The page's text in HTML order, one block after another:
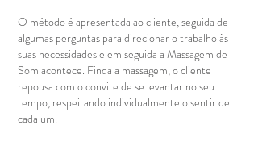
O método é apresentada ao cliente, seguida de
algumas perguntas para direcionar o trabalho às
suas necessidades e em seguida a Massagem de
Som acontece. Finda a massagem, o cliente
repousa com o convite de se levantar no seu
tempo, respeitando individualmente o sentir de
cada um.